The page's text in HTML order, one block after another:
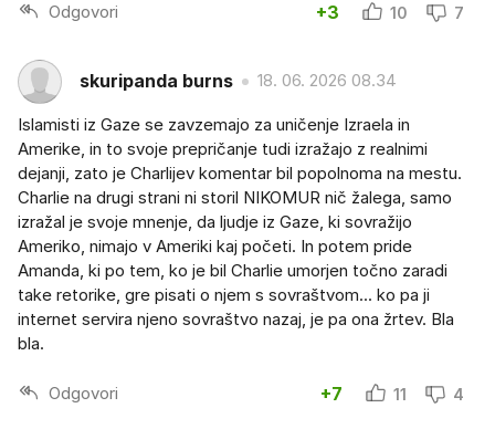
Odgovori +3 10 7
skuripanda burns 18. 06. 2026 08.34
Islamisti iz Gaze se zavzemajo za uničenje Izraela in
Amerike, in to svoje prepričanje tudi izražajo z realnimi
dejanji, zato je Charlijev komentar bil popolnoma na mestu.
Charlie na drugi strani ni storil NIKOMUR nič žalega, samo
izražal je svoje mnenje, da ljudje iz Gaze, ki sovražijo
Ameriko, nimajo v Ameriki kaj početi. In potem pride
Amanda, ki po tem, ko je bil Charlie umorjen točno zaradi
take retorike, gre pisati o njem s sovraštvom... ko pa ji
internet servira njeno sovraštvo nazaj, je pa ona žrtev. Bla
bla.
Odgovori +7 11 4